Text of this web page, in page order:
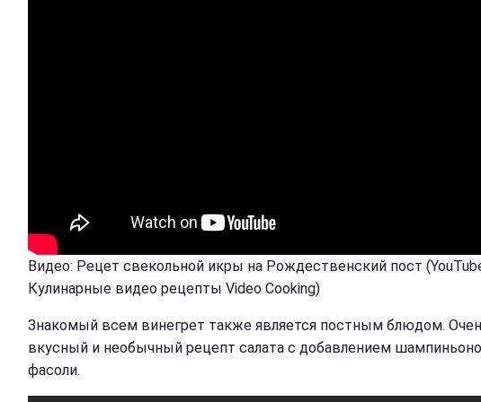
Видео: Рецет свекольной икры на Рождественский пост
Кулинарные видео рецепты Video Cooking)
Знакомый всем винегрет также является постным блюдом.
вкусный и необычный рецепт салата с добавлением
фасоли.